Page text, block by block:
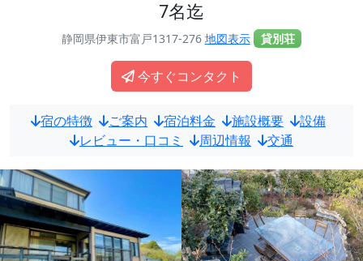
7名迄
静岡県伊東市富戸1317-276 地図表示 貸別荘
今すぐコンタクト
宿の特徴 ご案内 宿泊料金 施設概要
設備
レビュー・口コミ
周辺情報 交通